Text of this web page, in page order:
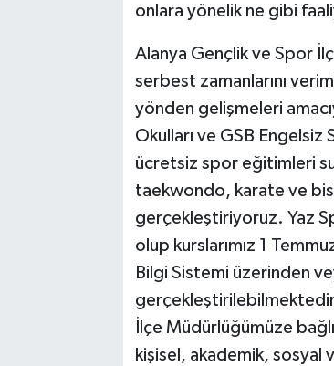
onlara yönelik ne gibi
Alanya Gençlik ve Spor
serbest zamanlarını
yönden gelişmeleri
Okulları ve GSB
ücretsiz spor eğitimleri
taekwondo, karate ve
gerçekleştiriyoruz. Yaz
olup kurslarımız 1
Bilgi Sistemi üzerinden
İlçe Müdürlüğümüze
kişisel, akademik, sosyal